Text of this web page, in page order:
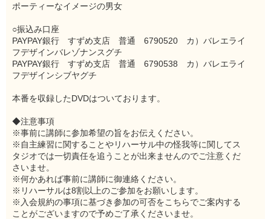
ポーティーなイメージの男女
○振込み口座
PAYPAY銀行 すずめ支店 普通 6790520 カ）バレエライ
フデザインバレゾナンスグチ
PAYPAY銀行 すずめ支店 普通 6790538 カ）バレエライ
フデザインシブヤグチ
本番を収録したDVDはついております。
◆注意事項
※事前に講師に参加希望の旨をお伝えください。
※自主練習に関することやリハーサル中の怪我等に関してス
タジオでは一切責任を追うことが出来ませんのでご注意くだ
さいませ。
※何かあれば事前に講師に御連絡ください。
※リハーサルは8割以上のご参加をお願いします。
※入会規約の事項に基づき参加の可否をこちらでご案内する
ことがございますので予めご了承くださいませ。